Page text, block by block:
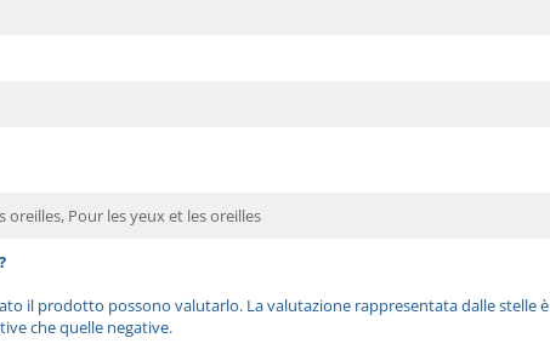
oreilles, Pour les yeux et les oreilles
il prodotto possono valutarlo. La valutazione rappresentata dalle
che quelle negative.